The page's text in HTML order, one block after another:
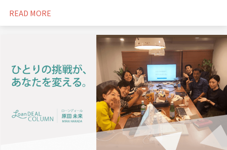
READ MORE